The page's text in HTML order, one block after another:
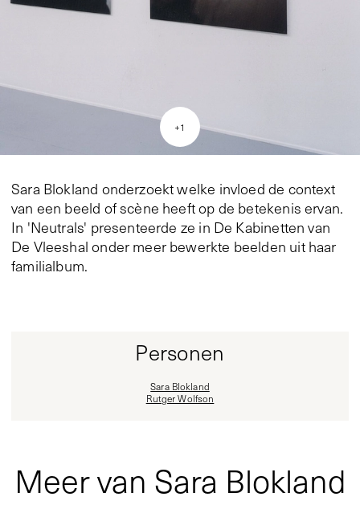
+1
Sara Blokland onderzoekt welke invloed de context
van een beeld of scène heeft op de betekenis ervan.
In 'Neutrals' presenteerde ze in De Kabinetten van
De Vleeshal onder meer bewerkte beelden uit haar
familialbum.
Personen
Sara Blokland
Rutger Wolfson
Meer van Sara Blokland